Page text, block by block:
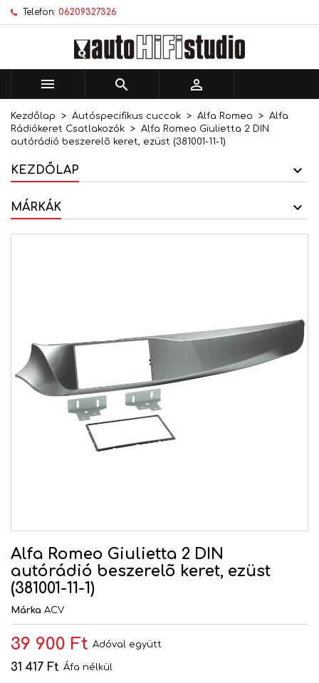
Telefon: 06209327326
  
Kezdőlap Autóspecifikus cuccok Alfa Romeo
Alfa
Rádiókeret Csatlakozók
Alfa Romeo Giulietta 2 DIN
autórádió beszerelõ keret, ezüst (381001-11-1)
KEZDŐLAP
MÁRKÁK
Alfa Romeo Giulietta 2 DIN
autórádió beszerelõ keret, ezüst
(381001-11-1)
Márka ACV
39 900 Ft Adóval együtt
31 417 Ft Áfa nélkül
Kívánságlistáim ×
Új lista létrehozása
Kívánságlista létrehozása ×
Kívánságlista neve
Mégsem Kívánságlista létrehozása
Bejelentkezés ×
történő mentéséhez.
Mégsem Bejelentkezés